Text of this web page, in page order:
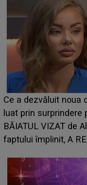
HOROSCOP de
care riscă să
grabă îi aduce
planurile peste cap